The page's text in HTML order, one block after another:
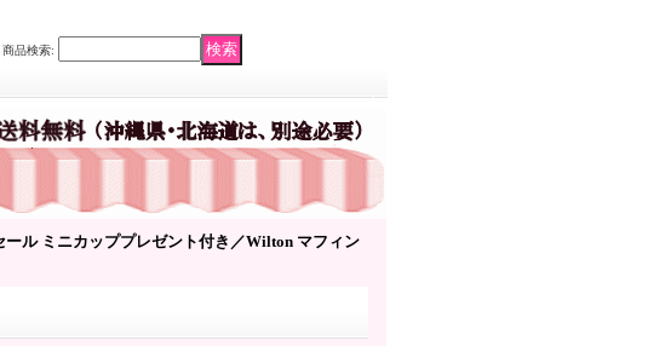
商品検索:
ール ミニカッププレゼント付き／Wilton マフィン